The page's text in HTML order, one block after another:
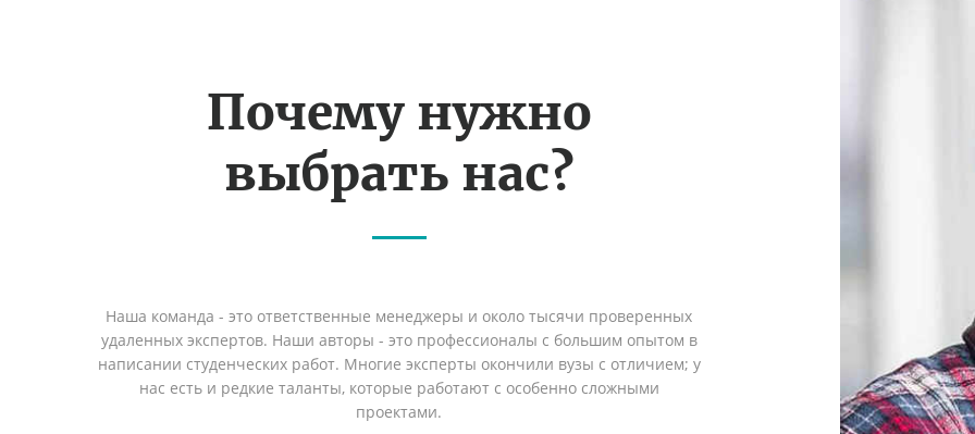
Почему нужно
выбрать нас?
Наша команда - это ответственные менеджеры и около тысячи проверенных
удаленных экспертов. Наши авторы - это профессионалы с большим опытом в
написании студенческих работ. Многие эксперты окончили вузы с отличием; у
нас есть и редкие таланты, которые работают с особенно сложными
проектами.